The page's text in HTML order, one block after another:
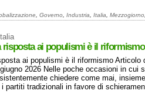
Governo Industria Italia Mezzogiorno
Italia
risposta ai populismi è il riformismo
ai populismi è il riformismo Articolo
2026 Nelle poche occasioni in cui
chiedere come mai,
partiti tradizionali in favore di